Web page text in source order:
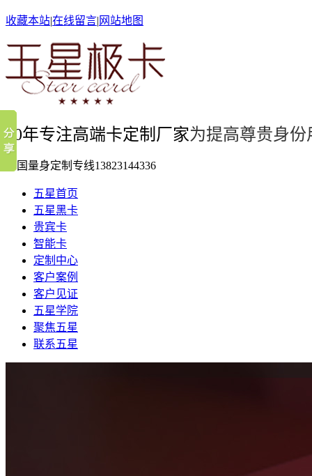
收藏本站|在线留言| 网站地图
10年专注高端卡定制厂家为提高尊贵身份
全国量身定制专线13823144336
五星首页
五星黑卡
贵宾卡
智能卡
定制中心
客户案例
客户见证
五星学院
聚焦五星
联系五星